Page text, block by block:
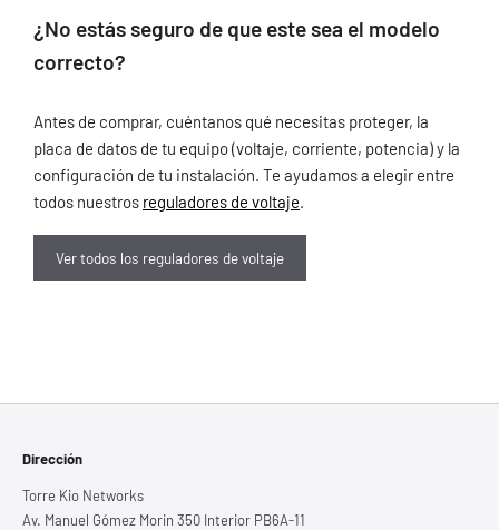
¿No estás seguro de que este sea el modelo
correcto?
Antes de comprar, cuéntanos qué necesitas proteger, la
placa de datos de tu equipo (voltaje, corriente, potencia) y la
configuración de tu instalación. Te ayudamos a elegir entre
todos nuestros reguladores de voltaje.
Ver todos los reguladores de voltaje
Dirección
Torre Kio Networks
Av. Manuel Gómez Morin 350 Interior PB6A-11